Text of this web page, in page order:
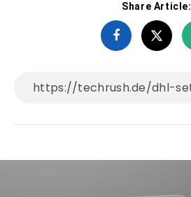
Share Article: